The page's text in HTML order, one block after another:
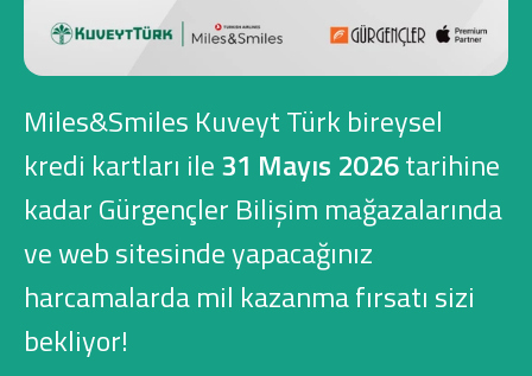
Ticari Kartlar
Tarım Finansmanı
Leasing
Miles&Smiles Kuveyt Türk bireysel
kredi kartları ile31 Mayıs 2026tarihine
kadar Gürgençler Bilişim mağazalarında
ve web sitesinde yapacağınız
harcamalarda mil kazanma fırsatı sizi
bekliyor!